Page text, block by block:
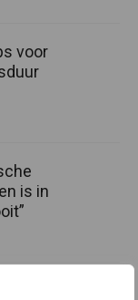
voor
is in